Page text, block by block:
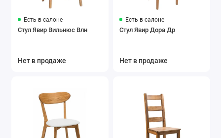
Есть в салоне
Стул Явир Вильнюс Влн
Нет в продаже
Есть в салоне
Стул Явир Дора Др
Нет в продаже